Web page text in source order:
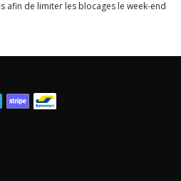
afin de limiter les blocages le week-end